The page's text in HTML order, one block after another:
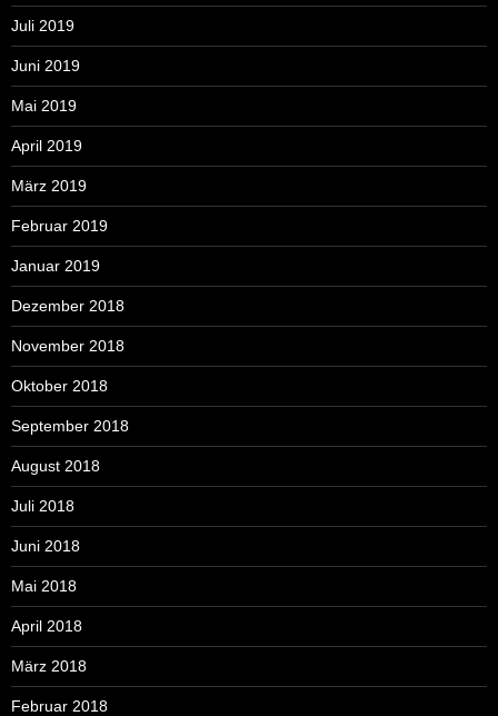
Juli 2019
Juni 2019
Mai 2019
April 2019
März 2019
Februar 2019
Januar 2019
Dezember 2018
November 2018
Oktober 2018
September 2018
August 2018
Juli 2018
Juni 2018
Mai 2018
April 2018
März 2018
Februar 2018